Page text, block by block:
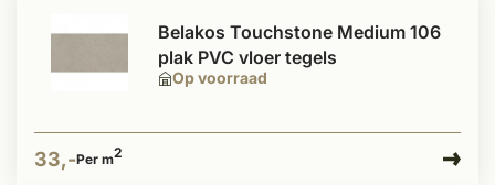
Op voorraad
Belakos Touchstone Medium 106
plak PVC vloer tegels
33,-Per m2